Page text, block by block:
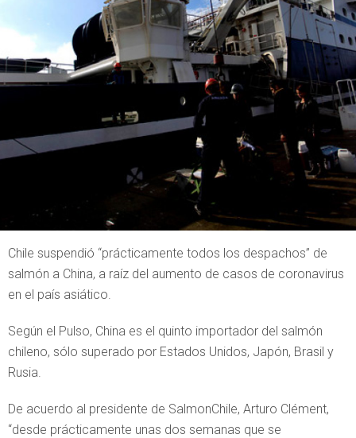
Chile suspendió “prácticamente todos los despachos” de
salmón a China, a raíz del aumento de casos de coronavirus
en el país asiático.
Según el Pulso, China es el quinto importador del salmón
chileno, sólo superado por Estados Unidos, Japón, Brasil y
Rusia.
De acuerdo al presidente de SalmonChile, Arturo Clément,
“desde prácticamente unas dos semanas que se